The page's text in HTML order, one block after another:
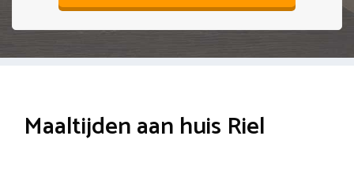
Maaltijden aan huis Riel